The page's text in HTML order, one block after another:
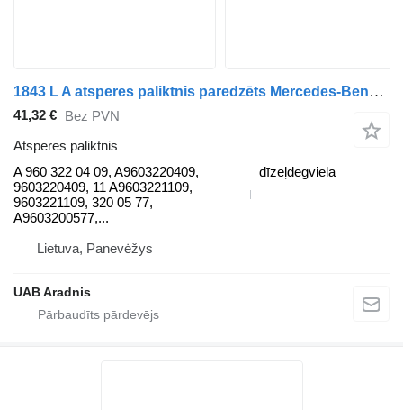
1843 L A atsperes paliktnis paredzēts Mercedes-Benz ACTROS MP4 kravas automašīnas
41,32 € Bez PVN
Atsperes paliktnis
A 960 322 04 09, A9603220409,
9603220409, 11 A9603221109,
9603221109, 320 05 77,
A9603200577,...
dīzeļdegviela
Lietuva, Panevėžys
UAB Aradnis